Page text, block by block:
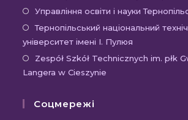
новійв
Управління освіти і науки
Тернопільський національний
університет імені І. Пулюя
Zespół Szkół Technicznych im. płk
Langera w Cieszynie
Соцмережі